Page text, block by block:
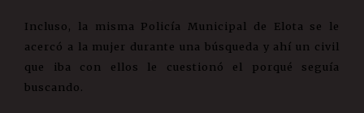
Incluso, la misma Policía Municipal de Elota se le
acercó a la mujer durante una búsqueda y ahí un civil
que iba con ellos le cuestionó el porqué seguía
buscando.